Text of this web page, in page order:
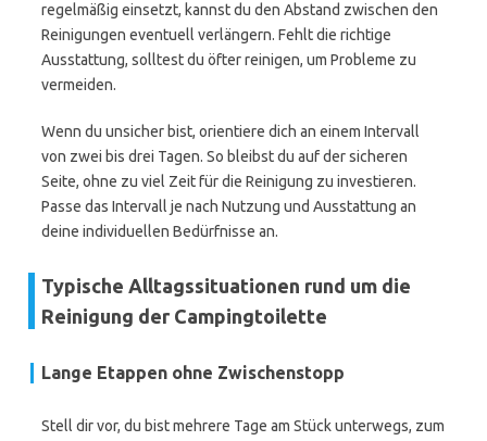
regelmäßig einsetzt, kannst du den Abstand zwischen den
Reinigungen eventuell verlängern. Fehlt die richtige
Ausstattung, solltest du öfter reinigen, um Probleme zu
vermeiden.
Wenn du unsicher bist, orientiere dich an einem Intervall
von zwei bis drei Tagen. So bleibst du auf der sicheren
Seite, ohne zu viel Zeit für die Reinigung zu investieren.
Passe das Intervall je nach Nutzung und Ausstattung an
deine individuellen Bedürfnisse an.
Typische Alltagssituationen rund um die
Reinigung der Campingtoilette
Lange Etappen ohne Zwischenstopp
Stell dir vor, du bist mehrere Tage am Stück unterwegs, zum